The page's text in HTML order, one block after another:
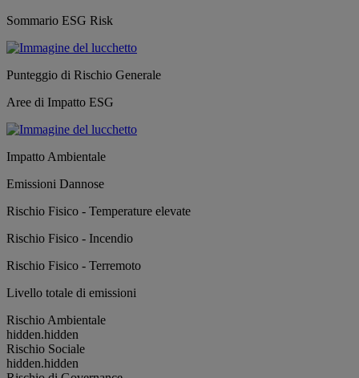
Sommario ESG Risk
Punteggio di Rischio Generale
Aree di Impatto ESG
Impatto Ambientale
Emissioni Dannose
Rischio Fisico - Temperature elevate
Rischio Fisico - Incendio
Rischio Fisico - Terremoto
Livello totale di emissioni
Rischio Ambientale
hidden.hidden
Rischio Sociale
hidden.hidden